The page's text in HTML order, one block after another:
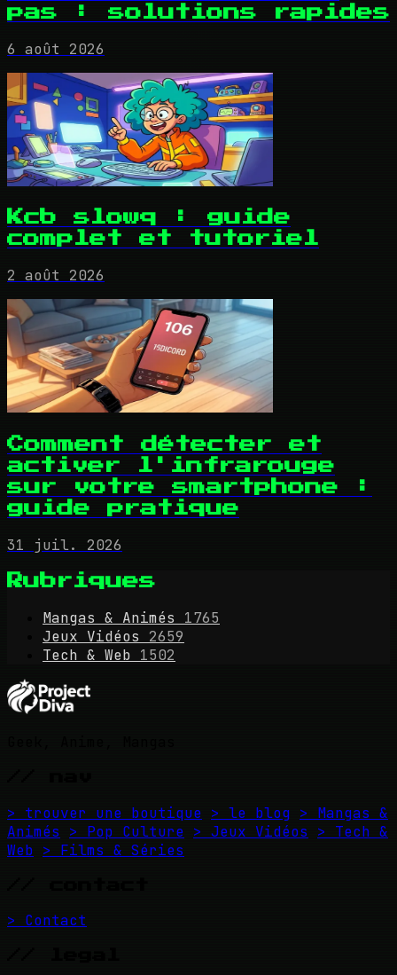
pas : solutions rapides
6 août 2026
Kcb slowq : guide
complet et tutoriel
2 août 2026
Comment détecter et
activer l'infrarouge
sur votre smartphone :
guide pratique
31 juil. 2026
Rubriques
Mangas & Animés
1765
Jeux Vidéos
2659
Tech & Web 1502
> trouver une boutique > le blog > Mangas &
Animés
> Pop Culture > Jeux Vidéos
> Tech &
Web > Films & Séries
> Contact